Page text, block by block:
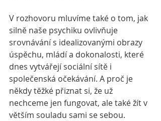
V rozhovoru mluvíme také o tom, jak
silně naše psychiku ovlivňuje
srovnávání s idealizovanými obrazy
úspěchu, mládí a dokonalosti, které
dnes vytvářejí sociální sítě i
společenská očekávání. A proč je
někdy těžké přiznat si, že už
nechceme jen fungovat, ale také žít v
větším souladu sami se sebou.